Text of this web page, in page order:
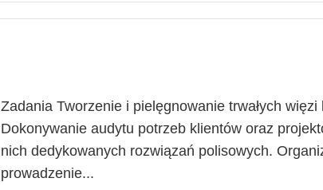
Zadania Tworzenie i pielęgnowanie trwałych więzi
Dokonywanie audytu potrzeb klientów oraz
nich dedykowanych rozwiązań polisowych.
prowadzenie...